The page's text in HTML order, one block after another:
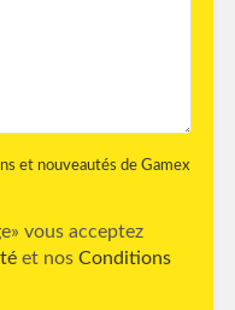
et nouveautés de Gamex
vous acceptez
et nos Conditions